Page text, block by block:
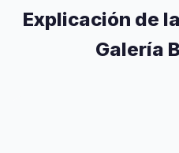
Explicación de
Galería